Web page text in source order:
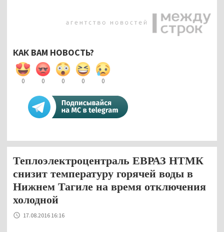
КАК ВАМ НОВОСТЬ?
0 0 0 0 0
Теплоэлектроцентраль ЕВРАЗ НТМК
снизит температуру горячей воды в
Нижнем Тагиле на время отключения
холодной
17.08.2016 16:16